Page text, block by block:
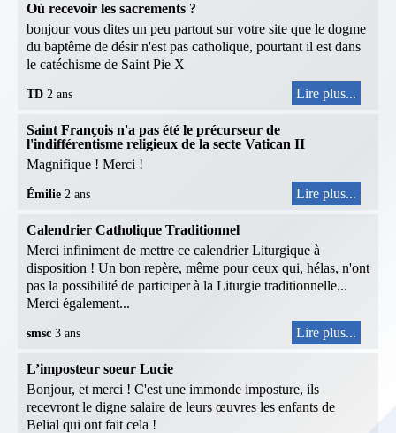
Où recevoir les sacrements ?
bonjour vous dites un peu partout sur votre site que le dogme
du baptême de désir n'est pas catholique, pourtant il est dans
le catéchisme de Saint Pie X
TD 2 ans Lire plus...
Saint François n'a pas été le précurseur de
l'indifférentisme religieux de la secte Vatican II
Magnifique ! Merci !
Émilie 2 ans Lire plus...
Calendrier Catholique Traditionnel
Merci infiniment de mettre ce calendrier Liturgique à
disposition ! Un bon repère, même pour ceux qui, hélas, n'ont
pas la possibilité de participer à la Liturgie traditionnelle...
Merci également...
smsc 3 ans Lire plus...
L’imposteur soeur Lucie
Bonjour, et merci ! C'est une immonde imposture, ils
recevront le digne salaire de leurs œuvres les enfants de
Belial qui ont fait cela !